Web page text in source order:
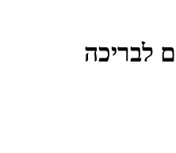
לבריכה